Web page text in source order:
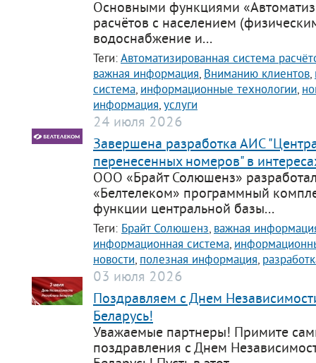
тел.:+375 (44) 555-90-25
support@bs-solutions.by
+375 (44) 555-10-92
contact@bs-solutions.by
+375 (44) 555-39-05
buh@bs-solutions.by
Основными функциями
расчётов с населением
водоснабжение и...
Теги:Автоматизированная система
важная информация, Вниманию клиентов,
система, информационные технологии,
информация,услуги
24 июля 2026
Завершена разработка АИС
перенесенных номеров" в
ООО «Брайт Солюшенз»
«Белтелеком» программный
функции центральной базы...
Теги: Брайт Солюшенз, важная
информационная система,
новости, полезная информация,
03 июля 2026
Поздравляем с Днем
Беларусь!
Уважаемые партнеры! Примите
поздравления с Днем